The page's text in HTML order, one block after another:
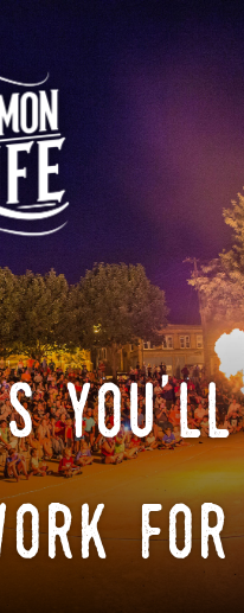
you'll
for